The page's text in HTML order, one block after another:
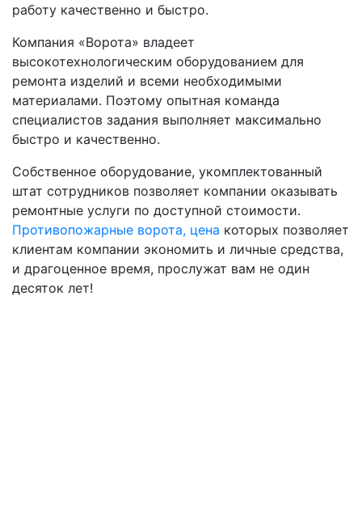
работу качественно и быстро.
Компания «Ворота» владеет
высокотехнологическим оборудованием для
ремонта изделий и всеми необходимыми
материалами. Поэтому опытная команда
специалистов задания выполняет максимально
быстро и качественно.
Собственное оборудование, укомплектованный
штат сотрудников позволяет компании оказывать
ремонтные услуги по доступной стоимости.
Противопожарные ворота, цена которых позволяет
клиентам компании экономить и личные средства,
и драгоценное время, прослужат вам не один
десяток лет!